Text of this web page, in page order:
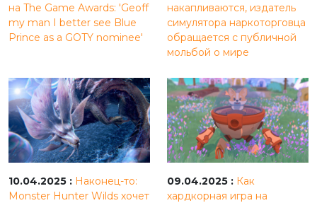
на The Game Awards: 'Geoff
my man I better see Blue
Prince as a GOTY nominee'
накапливаются, издатель
симулятора наркоторговца
обращается с публичной
мольбой о мире
10.04.2025 : Наконец-то:
Monster Hunter Wilds хочет
09.04.2025 : Как
хардкорная игра на